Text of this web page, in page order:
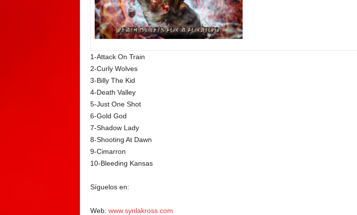
1-Attack On Train
2-Curly Wolves
3-Billy The Kid
4-Death Valley
5-Just One Shot
6-Gold God
7-Shadow Lady
8-Shooting At Dawn
9-Cimarron
10-Bleeding Kansas
Síguelos en:
Web: www.synlakross.com